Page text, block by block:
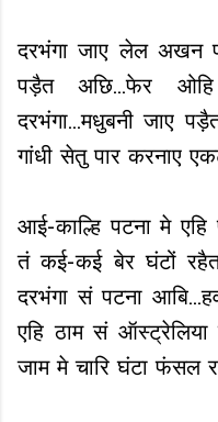
दरभंगा जाए लेल अखन
पड़ैत अछि...फेर
दरभंगा...मधुबनी जाए
गांधी सेतु पार करनाए
आई-काल्हि पटना मे
तं कई-कई बेर घंटों
दरभंगा सं पटना
एहि ठाम सं
जाम मे चारि घंटा फंसल